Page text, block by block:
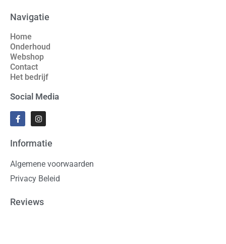
Navigatie
Home
Onderhoud
Webshop
Contact
Het bedrijf
Social Media
Informatie
Algemene voorwaarden
Privacy Beleid
Reviews